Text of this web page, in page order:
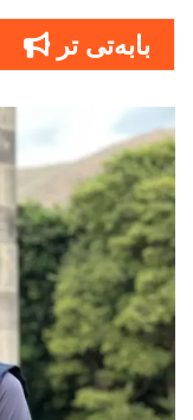
بابەتى تر